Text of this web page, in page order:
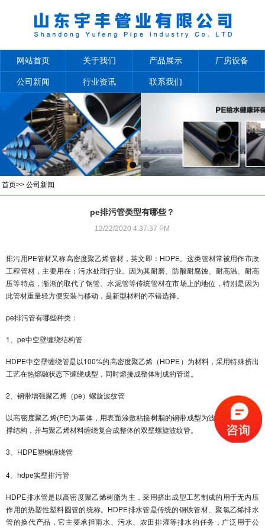
网站首页 关于我们 产品展示 厂房设备
公司新闻 行业资讯 联系我们
首页>> 公司新闻
pe排污管类型有哪些？
12/22/2020 4:37:37 PM
排污用PE管材又称高密度聚乙烯管材，英文即：HDPE。这类管材常被用作市政
工程管材，主要用在：污水处理行业。因为其耐磨、防酸耐腐蚀、耐高温、耐高
压等特点，渐渐的取代了钢管、水泥管等传统管材在市场上的地位，特别是因为
此管材重量轻方便安装与移动，是新型材料的不错选择。
pe排污管有哪些种类：
1、pe中空壁缠绕结构管
HDPE中空壁缠绕管是以100%的高密度聚乙烯（HDPE）为材料，采用特殊挤出
工艺在热熔融状态下缠绕成型，同时熔接成整体制成的管道。
2、钢带增强聚乙烯（pe）螺旋波纹管
以高密度聚乙烯(PE)为基体，用表面涂敷粘接树脂的钢带成型为波形作为主要支
撑结构，并与聚乙烯材料缠绕复合成整体的双壁螺旋波纹管。
3、HDPE塑钢缠绕管
4、hdpe实壁排污管
HDPE排水管是以高密度聚乙烯树脂为主，采用挤出成型工艺制成的用于无内压
作用的热塑性塑料圆管的统称。HDPE排水管是传统的钢铁管材、聚氯乙烯排水
管的换代产品，它主要承担雨水、污水、农田排灌等排水的任务，广泛用于公